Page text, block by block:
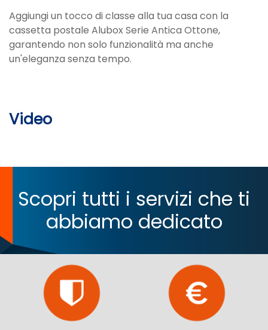
Aggiungi un tocco di classe alla tua casa con la
cassetta postale Alubox Serie Antica Ottone,
garantendo non solo funzionalità ma anche
un'eleganza senza tempo.
Video
Scopri tutti i servizi che ti
abbiamo dedicato